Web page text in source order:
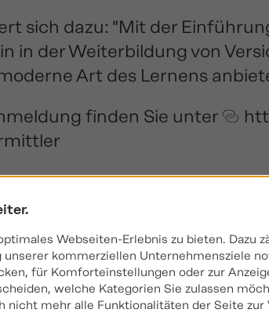
sich dazu: "Mit der
in der Weiterbildung von
Art des Lernens
finden Sie unter
Webseiten-Erlebnis zu bieten. Dazu
kommerziellen Unternehmensziele
für Komforteinstellungen oder zur
welche Kategorien Sie zulassen
nicht mehr alle Funktionalitäten der Seite zur